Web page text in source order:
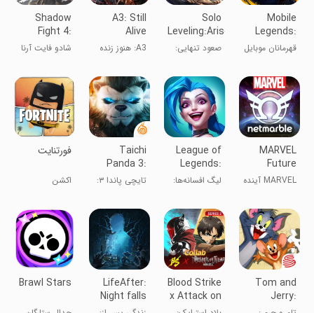
Mobile
Legends:
Bang Bang
قهرمانان موبایل
Solo
Leveling:Arise
صعود تنهایی:
A3: Still
Alive
A3: هنوز زنده
Shadow
Fight 4:
Arena
شادو فایت آرنا
MARVEL
Future
Revolution
MARVEL آینده
League of
Legends:
Wild Rift
لیگ افسانه‌ها:
Taichi
Panda 3:
Dragon
Hunter
تایچی پاندا ۳:
‏‏‏‏‏‏فورتنایت
اکشن
Tom and
Jerry:
Chase
Blood Strike
x Attack on
Titan
LifeAfter:
Night falls
Brawl Stars